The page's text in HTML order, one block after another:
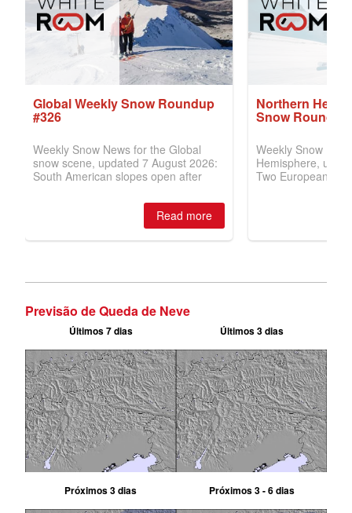
Previsão de Queda de Neve
Últimos 7 dias Últimos 3 dias
Próximos 3 dias Próximos 3 - 6 dias